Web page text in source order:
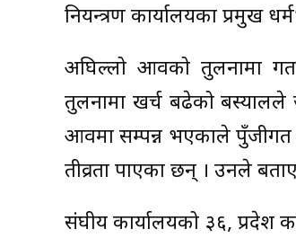
नियन्त्रण कार्यालयका प्रमुख
अघिल्लो आवको तुलनामा
तुलनामा खर्च बढेको बस्यालले
आवमा सम्पन्न भएकाले
तीव्रता पाएका छन् । उनले
संघीय कार्यालयको ३६, प्रदेश